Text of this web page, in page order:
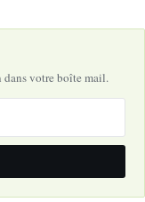
dans votre boîte mail.